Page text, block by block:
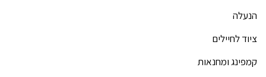
הנעלה
ציוד לחיילים
קמפינג ומחנאות